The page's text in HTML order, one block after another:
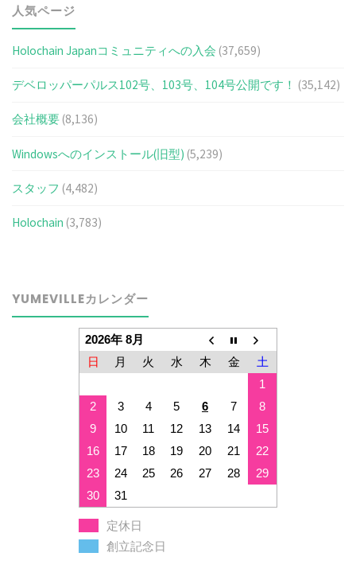
人気ページ
Holochain Japanコミュニティへの入会 (37,659)
デベロッパーパルス102号、103号、104号公開です！ (35,142)
会社概要 (8,136)
Windowsへのインストール(旧型) (5,239)
スタッフ (4,482)
Holochain (3,783)
YUMEVILLEカレンダー
2026年 8月
日
月 火 水 木 金
土
1
2
3 4 5 6 7
8
9
10 11 12 13 14
15
16
17 18 19 20 21
22
23
24 25 26 27 28
29
30
31
定休日
創立記念日